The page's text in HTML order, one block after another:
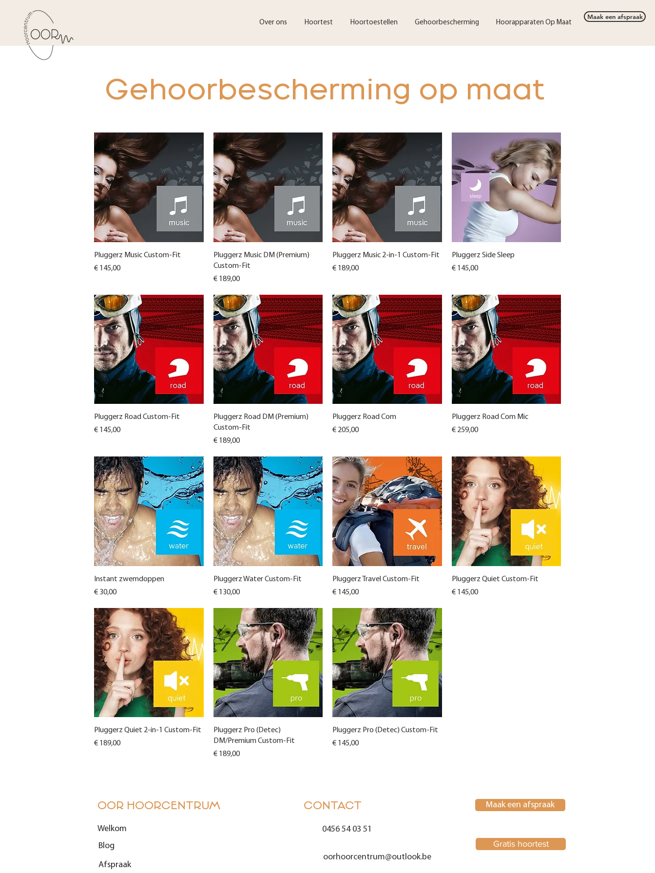
Over ons Hoortest Hoortoestellen Gehoorbescherming Hoorapparaten Op Maat
Maak een afspraak
Gehoorbescherming op maat
Snel overzicht
Pluggerz Music Custom-Fit
Prijs
€ 145,00
Snel overzicht
Pluggerz Music DM (Premium)
Custom-Fit
Prijs
€ 189,00
Snel overzicht
Pluggerz Music 2-in-1 Custom-Fit
Prijs
€ 189,00
Snel overzicht
Pluggerz Side Sleep
Prijs
€ 145,00
Snel overzicht
Pluggerz Road Custom-Fit
Prijs
€ 145,00
Snel overzicht
Pluggerz Road DM (Premium)
Custom-Fit
Prijs
€ 189,00
Snel overzicht
Pluggerz Road Com
Prijs
€ 205,00
Snel overzicht
Pluggerz Road Com Mic
Prijs
€ 259,00
Snel overzicht
Instant zwemdoppen
Prijs
€ 30,00
Snel overzicht
Pluggerz Water Custom-Fit
Prijs
€ 130,00
Snel overzicht
Pluggerz Travel Custom-Fit
Prijs
€ 145,00
Snel overzicht
Pluggerz Quiet Custom-Fit
Prijs
€ 145,00
Snel overzicht
Pluggerz Quiet 2-in-1 Custom-Fit
Prijs
€ 189,00
Snel overzicht
Pluggerz Pro (Detec)
DM/Premium Custom-Fit
Prijs
€ 189,00
Snel overzicht
Pluggerz Pro (Detec) Custom-Fit
Prijs
€ 145,00
OOR HOORCENTRUM
Welkom
Blog
Afspraak
CONTACT
0456 54 03 51
oorhoorcentrum@outlook.be
Maak een afspraak
Gratis hoortest